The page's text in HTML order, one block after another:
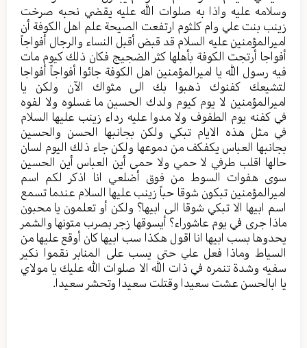
وسلامه عليه واذا به صلوات الله عليه يقضي نحبه صرخت
زينب بنت علي وام كلثوم ارتفعت الصيحة علم اهل الكوفة أن
اميرالمؤمنين عليه السلام قد قبض أقبل النساء والرجال أفواجاً
أفواجا أرتجت الكوفة بأهلها كثر الضجيج فكان ذلك كيوم مات
فيه رسول الله يا اميرالمؤمنين اهل الكوفة جائوا أفواجاً أفواجا
لتشيعك كفنوك ذهبوا بك الى مثواك الآن ولكن يا
اميرالمؤمنين لا يوم كيوم ولدك الحسين ما غسلوه ولا لفوه
في كفنه يوم الطفوف ولا مدوا عليه رداء زينب عليها السلام
في مثل هذه الايام تبكي ولكن بجانبها الحسن والحسين
بجانبها العباس يكفكف من دموعها ولكن جاء ذلك اليوم لسان
حالها اقلب طرفي لا حمي ولا حمى أين العباس أين الحسين
سوى هفوات السوط من فوق أضلعي انا اذكر لكم اسم
اميرالمؤمنين تبكون شوقا حباً زينب عليها السلام عندما تسمع
اسم ابيها الا تبكي شوقا الى ابيها؟ ولكن أو تعلمون يا محبون
ماذا جرى في يوم عاشوراء؟ أيسوقها زجر بصرب متونها والشمر
يحدوها بسب ابيها انا اقول هكذا سب ابيها كان أوقع عليها من
السياط وماذا فعل علي حتى يسب على المنابر نقموا نكير
سفيه وشدة تنمره في ذات الله الا صلوات الله عليك يا مولاي
يا ابالحسن عشت سعيدا وقتلت سعيدا وتحشر سعيدا.